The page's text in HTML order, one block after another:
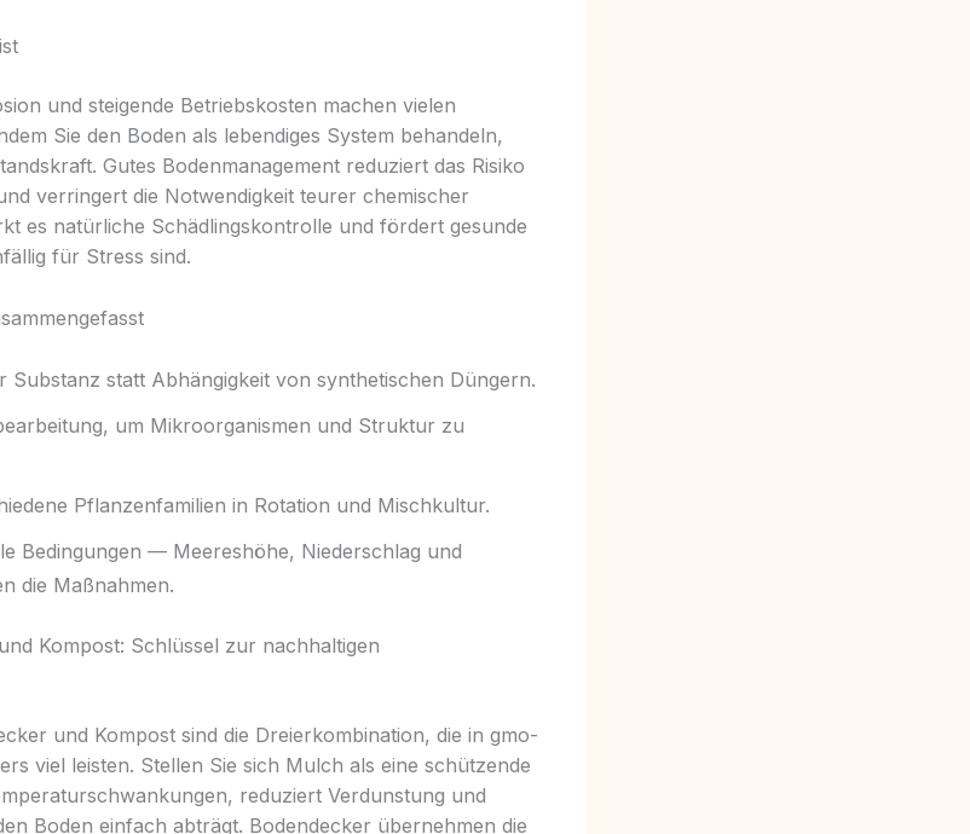
und steigende Betriebskosten machen vielen
Sie den Boden als lebendiges System behandeln,
Gutes Bodenmanagement reduziert das Risiko
verringert die Notwendigkeit teurer chemischer
es natürliche Schädlingskontrolle und fördert gesunde
für Stress sind.
Substanz statt Abhängigkeit von synthetischen Düngern.
um Mikroorganismen und Struktur zu
Pflanzenfamilien in Rotation und Mischkultur.
Bedingungen — Meereshöhe, Niederschlag und
die Maßnahmen.
Kompost: Schlüssel zur nachhaltigen
und Kompost sind die Dreierkombination, die in gmo-
viel leisten. Stellen Sie sich Mulch als eine schützende
reduziert Verdunstung und
Boden einfach abträgt. Bodendecker übernehmen die